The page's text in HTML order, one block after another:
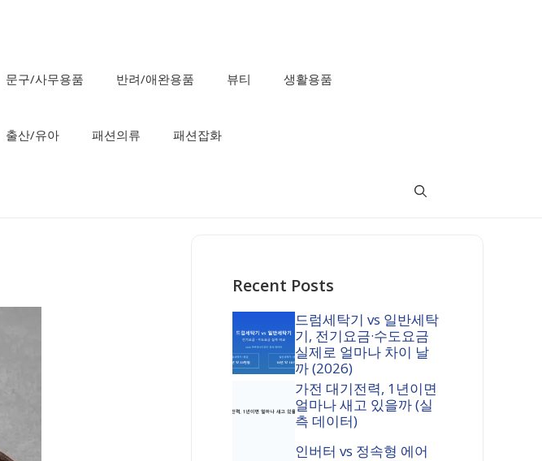
문구/사무용품 반려/애완용품 뷰티 생활용품
출산/유아 패션의류 패션잡화
Recent Posts
드럼세탁기 vs 일반세탁
기, 전기요금·수도요금
실제로 얼마나 차이 날
까 (2026)
가전 대기전력, 1년이면
얼마나 새고 있을까 (실
측 데이터)
인버터 vs 정속형 에어